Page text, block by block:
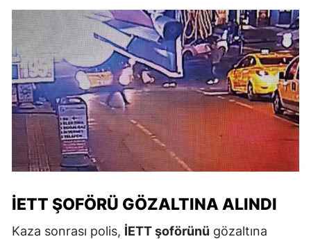
İETT ŞOFÖRÜ GÖZALTINA ALINDI
Kaza sonrası polis, İETT şoförünü gözaltına